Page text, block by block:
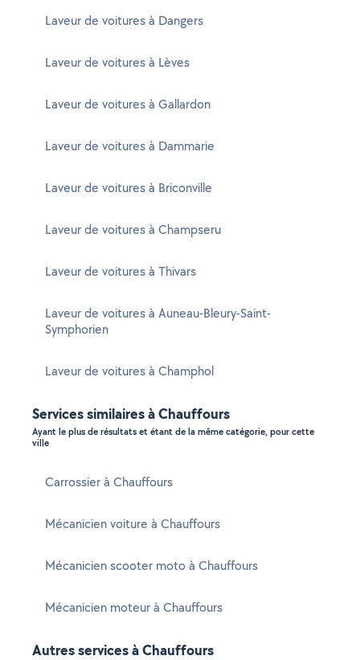
Laveur de voitures à Dangers
Laveur de voitures à Lèves
Laveur de voitures à Gallardon
Laveur de voitures à Dammarie
Laveur de voitures à Briconville
Laveur de voitures à Champseru
Laveur de voitures à Thivars
Laveur de voitures à Auneau-Bleury-Saint-
Symphorien
Laveur de voitures à Champhol
Services similaires à Chauffours
Ayant le plus de résultats et étant de la même catégorie, pour cette
ville
Carrossier à Chauffours
Mécanicien voiture à Chauffours
Mécanicien scooter moto à Chauffours
Mécanicien moteur à Chauffours
Autres services à Chauffours